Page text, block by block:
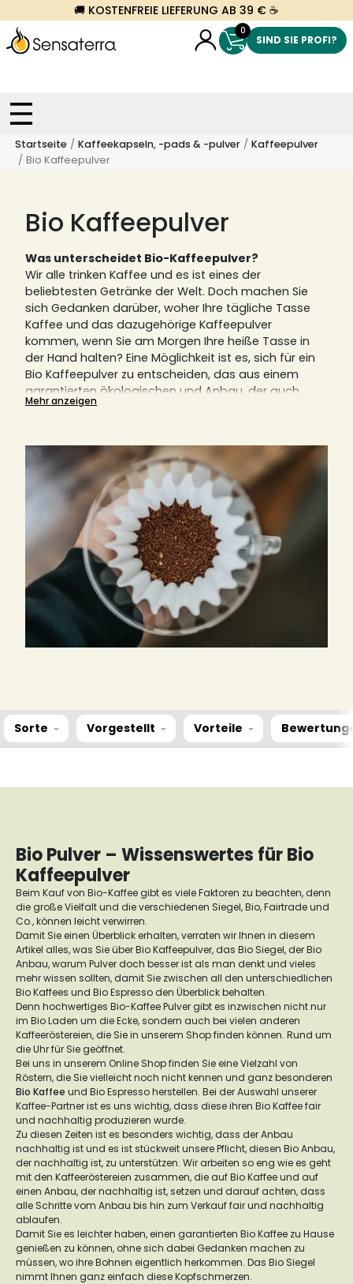
🚚 KOSTENFREIE LIEFERUNG AB 39 € ☕
0
SIND SIE PROFI?
Startseite Kaffeekapseln, -pads & -pulver
Kaffeepulver
Bio Kaffeepulver
Bio Kaffeepulver
Was unterscheidet Bio-Kaffeepulver?
Wir alle trinken Kaffee und es ist eines der
beliebtesten Getränke der Welt. Doch machen Sie
sich Gedanken darüber, woher Ihre tägliche Tasse
Kaffee und das dazugehörige Kaffeepulver
kommen, wenn Sie am Morgen Ihre heiße Tasse in
der Hand halten? Eine Möglichkeit ist es, sich für ein
Bio Kaffeepulver zu entscheiden, das aus einem
garantierten ökologischen und Anbau, der auch
nachhaltig ist, stammt.
herkömmlicher Kaffee.Doch dies macht sich auch
im Geschmack bemerkbar, denn Bio Kaffee
schmeckt nicht nur gut. Beim Genuss Ihres Bio
Kaffees tun sie auch gleichzeitig der Umwelt etwas
Gutes.
Entdecken und kaufen Sie hier in unserem Online
Shop ein großes Sortiment an Bio Kaffeepulver.
Mehr anzeigen
Sorte Vorgestellt Vorteile
Bio Pulver – Wissenswertes für Bio
Kaffeepulver
Beim Kauf von Bio-Kaffee gibt es viele Faktoren zu beachten, denn
die große Vielfalt und die verschiedenen Siegel, Bio, Fairtrade und
Co., können leicht verwirren.
Damit Sie einen Überblick erhalten, verraten wir Ihnen in diesem
Artikel alles, was Sie über Bio Kaffeepulver, das Bio Siegel, der Bio
Anbau, warum Pulver doch besser ist als man denkt und vieles
mehr wissen sollten, damit Sie zwischen all den unterschiedlichen
Bio Kaffees und Bio Espresso den Überblick behalten.
Denn hochwertiges Bio-Kaffee Pulver gibt es inzwischen nicht nur
im Bio Laden um die Ecke, sondern auch bei vielen anderen
Kaffeeröstereien, die Sie in unserem Shop finden können. Rund um
die Uhr für Sie geöffnet.
Bei uns in unserem Online Shop finden Sie eine Vielzahl von
Röstern, die Sie vielleicht noch nicht kennen und ganz besonderen
Bio Kaffee und Bio Espresso herstellen. Bei der Auswahl unserer
Kaffee-Partner ist es uns wichtig, dass diese ihren Bio Kaffee fair
und nachhaltig produzieren wurde.
Zu diesen Zeiten ist es besonders wichtig, dass der Anbau
nachhaltig ist und es ist stückweit unsere Pflicht, diesen Bio Anbau,
der nachhaltig ist, zu unterstützen. Wir arbeiten so eng wie es geht
mit den Kaffeeröstereien zusammen, die auf Bio Kaffee und auf
einen Anbau, der nachhaltig ist, setzen und darauf achten, dass
alle Schritte vom Anbau bis hin zum Verkauf fair und nachhaltig
ablaufen.
Damit Sie es leichter haben, einen garantierten Bio Kaffee zu Hause
genießen zu können, ohne sich dabei Gedanken machen zu
müssen, wo ihre Bohnen eigentlich herkommen. Das Bio Siegel
nimmt Ihnen ganz einfach diese Kopfschmerzen.